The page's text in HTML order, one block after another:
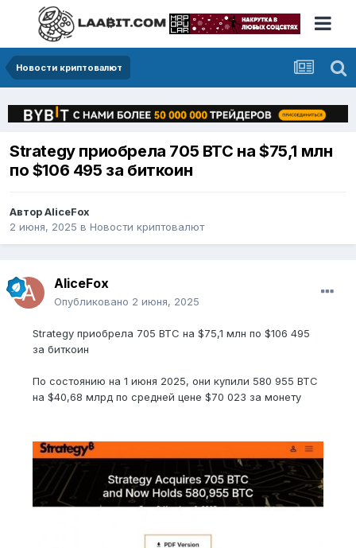
Новости криптовалют
Strategy приобрела 705 BTC на $75,1 млн
по $106 495 за биткоин
АвторAliceFox
2 июня, 2025 в Новости криптовалют
AliceFox
Опубликовано 2 июня, 2025
Strategy приобрела 705 BTC на $75,1 млн по $106 495
за биткоин
По состоянию на 1 июня 2025, они купили 580 955 BTC
на $40,68 млрд по средней цене $70 023 за монету